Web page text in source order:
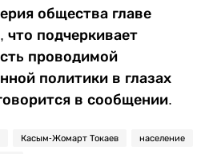
общества главе
что подчеркивает
проводимой
политики в глазах
в сообщении.
Касым-Жомарт Токаев население